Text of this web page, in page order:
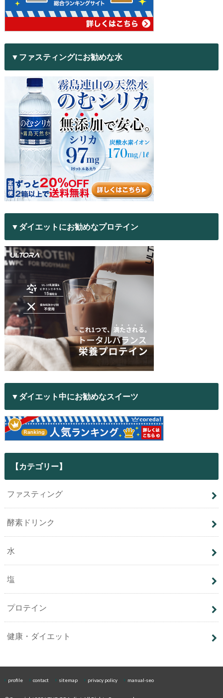
▼ファスティングにお勧めな水
▼ダイエットにお勧めなプロテイン
▼ダイエット中にお勧めなスイーツ
【カテゴリー】
ファスティング
酵素ドリンク
水
塩
プロテイン
健康・ダイエット
profile contact sitemap privacy policy manual-seo